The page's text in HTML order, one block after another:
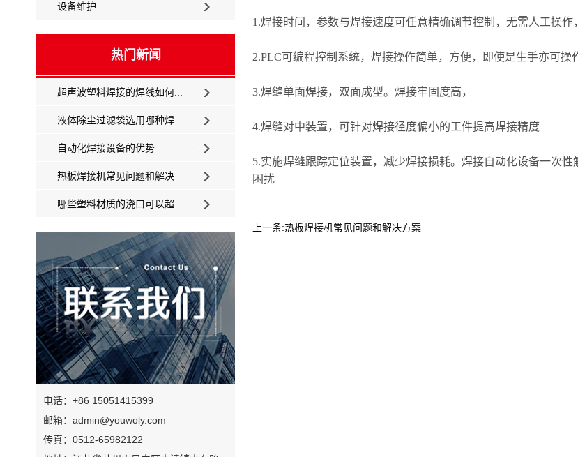
设备维护
热门新闻
超声波塑料焊接的焊线如何...
液体除尘过滤袋选用哪种焊...
自动化焊接设备的优势
热板焊接机常见问题和解决...
哪些塑料材质的浇口可以超...
电话：+86 15051415399
邮箱：admin@youwoly.com
传真：0512-65982122
1.焊接时间，参数与焊接速度可任意精确调节控制，无需人工
2.PLC可编程控制系统，焊接操作简单，方便，即使是生手亦
3.焊缝单面焊接，双面成型。焊接牢固度高，
4.焊缝对中装置，可针对焊接径度偏小的工件提高焊接精度
5.实施焊缝跟踪定位装置，减少焊接损耗。焊接自动化设备一次
困扰
上一条:热板焊接机常见问题和解决方案